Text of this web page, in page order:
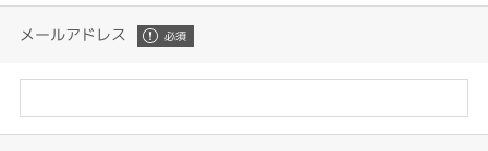
メールアドレス